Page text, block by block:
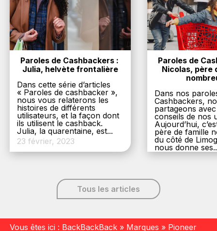
Paroles de Cashbackers :
Julia, helvète frontalière
Dans cette série d’articles
« Paroles de cashbacker »,
nous vous relaterons les
histoires de différents
utilisateurs, et la façon dont
ils utilisent le cashback.
Julia, la quarentaine, est...
23 février, 2023
Paroles de
Nicolas, père
Dans nos
Cashbackers,
partageons
conseils de nos
Aujourd’hui,
père de famille
du côté de
nous donne
6 décembre,
Tous les articles
Vous êtes ici : BackBackBack » Marques » Pioneer